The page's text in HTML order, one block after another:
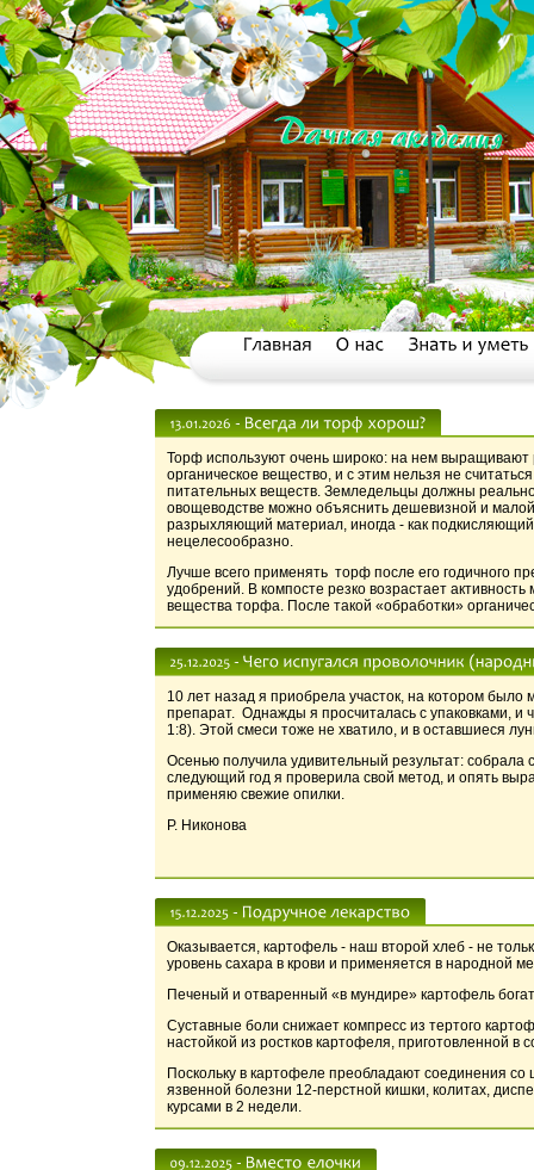
Торф используют очень широко: на нем выращивают
органическое вещество, и с этим нельзя не
питательных веществ. Земледельцы должны
овощеводстве можно объяснить дешевизной и
разрыхляющий материал, иногда - как
нецелесообразно.
Лучше всего применять торф после его годичного
удобрений. В компосте резко возрастает
вещества торфа. После такой «обработки»
10 лет назад я приобрела участок, на котором
препарат. Однажды я просчиталась с упаковками,
1:8). Этой смеси тоже не хватило, и в оставшиеся
Осенью получила удивительный результат:
следующий год я проверила свой метод, и опять
применяю свежие опилки.
Р. Никонова
Оказывается, картофель - наш второй хлеб - не
уровень сахара в крови и применяется в народной
Печеный и отваренный «в мундире» картофель
Суставные боли снижает компресс из тертого
настойкой из ростков картофеля, приготовленной в
Поскольку в картофеле преобладают соединения со
язвенной болезни 12-перстной кишки, колитах,
курсами в 2 недели.